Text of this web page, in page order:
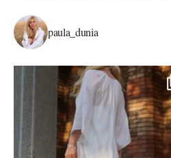
paula_dunia